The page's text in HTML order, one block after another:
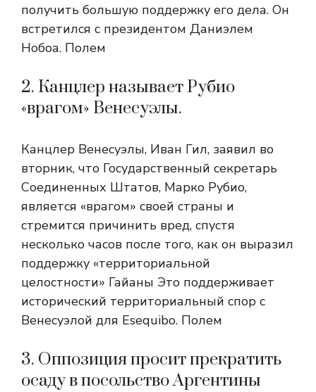
получить большую поддержку его дела. Он
встретился с президентом Даниэлем
Нобоа. Полем
2. Канцлер называет Рубио
«врагом» Венесуэлы.
Канцлер Венесуэлы, Иван Гил, заявил во
вторник, что Государственный секретарь
Соединенных Штатов, Марко Рубио,
является «врагом» своей страны и
стремится причинить вред, спустя
несколько часов после того, как он выразил
поддержку «территориальной
целостности» Гайаны Это поддерживает
исторический территориальный спор с
Венесуэлой для Esequibo. Полем
3. Оппозиция просит прекратить
осаду в посольство Аргентины